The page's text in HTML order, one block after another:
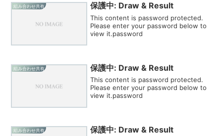
組み合わせ共有 保護中: Draw & Result
This content is password protected.
Please enter your password below to
view it.password
組み合わせ共有 保護中: Draw & Result
This content is password protected.
Please enter your password below to
view it.password
組み合わせ共有 保護中: Draw & Result